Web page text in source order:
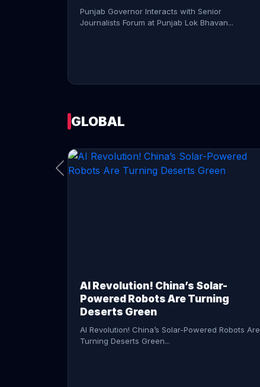
Punjab Governor Interacts with Senior
Journalists Forum at Punjab Lok Bhavan...
GLOBAL
AI Revolution! China’s Solar-
Powered Robots Are Turning
Deserts Green
AI Revolution! China’s Solar-Powered Robots Are
Turning Deserts Green...